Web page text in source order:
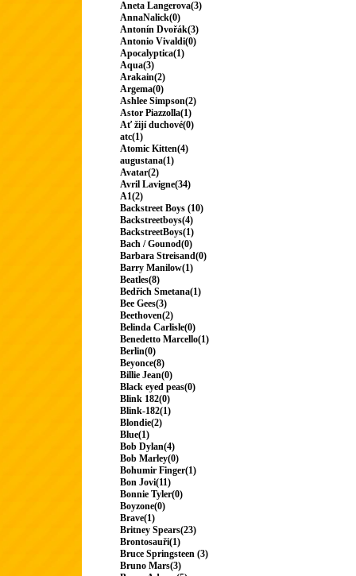
Aneta Langerova(3)
AnnaNalick(0)
Antonín Dvořák(3)
Antonio Vivaldi(0)
Apocalyptica(1)
Aqua(3)
Arakain(2)
Argema(0)
Ashlee Simpson(2)
Astor Piazzolla(1)
Ať žijí duchové(0)
atc(1)
Atomic Kitten(4)
augustana(1)
Avatar(2)
Avril Lavigne(34)
A1(2)
Backstreet Boys (10)
Backstreetboys(4)
BackstreetBoys(1)
Bach / Gounod(0)
Barbara Streisand(0)
Barry Manilow(1)
Beatles(8)
Bedřich Smetana(1)
Bee Gees(3)
Beethoven(2)
Belinda Carlisle(0)
Benedetto Marcello(1)
Berlin(0)
Beyonce(8)
Billie Jean(0)
Black eyed peas(0)
Blink 182(0)
Blink-182(1)
Blondie(2)
Blue(1)
Bob Dylan(4)
Bob Marley(0)
Bohumir Finger(1)
Bon Jovi(11)
Bonnie Tyler(0)
Boyzone(0)
Brave(1)
Britney Spears(23)
Brontosauři(1)
Bruce Springsteen (3)
Bruno Mars(3)